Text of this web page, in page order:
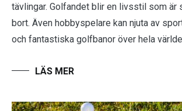
tävlingar. Golfandet blir en livsstil som är
bort. Även hobbyspelare kan njuta av
och fantastiska golfbanor över hela